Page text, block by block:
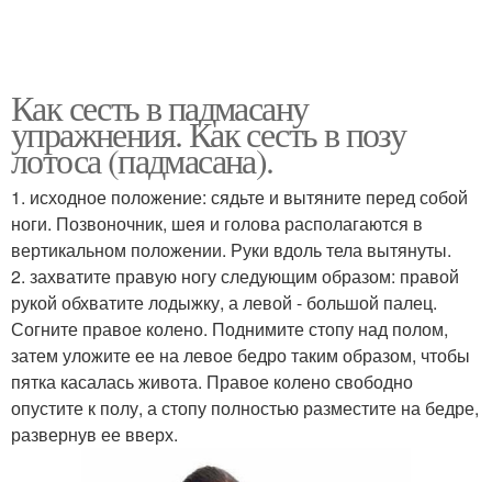
Как сесть в падмасану
упражнения. Как сесть в позу
лотоса (падмасана).
1. исходное положение: сядьте и вытяните перед собой
ноги. Позвоночник, шея и голова располагаются в
вертикальном положении. Руки вдоль тела вытянуты.
2. захватите правую ногу следующим образом: правой
рукой обхватите лодыжку, а левой - большой палец.
Согните правое колено. Поднимите стопу над полом,
затем уложите ее на левое бедро таким образом, чтобы
пятка касалась живота. Правое колено свободно
опустите к полу, а стопу полностью разместите на бедре,
развернув ее вверх.